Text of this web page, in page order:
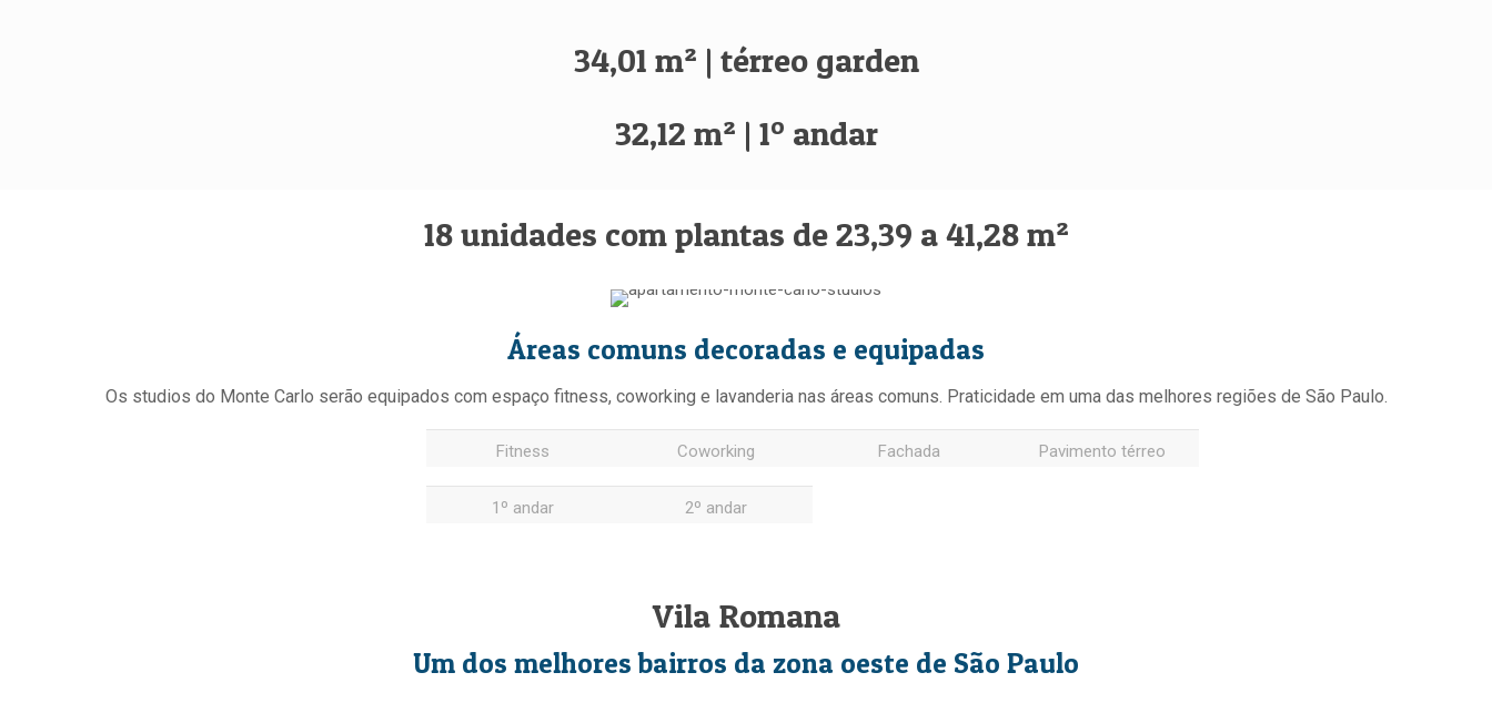
34,01 m² | térreo garden
32,12 m² | 1º andar
18 unidades com plantas de 23,39 a 41,28 m²
Áreas comuns decoradas e equipadas
Os studios do Monte Carlo serão equipados com espaço fitness, coworking e lavanderia nas áreas comuns. Praticidade em uma das melhores regiões de São Paulo.
Fitness Coworking Fachada Pavimento térreo
1º andar 2º andar
Vila Romana
Um dos melhores bairros da zona oeste de São Paulo